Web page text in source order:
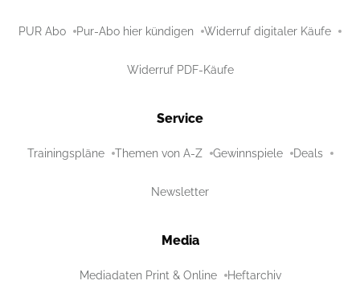
PUR Abo Pur-Abo hier kündigen Widerruf digitaler Käufe
Widerruf PDF-Käufe
Service
Trainingspläne Themen von A-Z Gewinnspiele Deals
Newsletter
Media
Mediadaten Print & Online Heftarchiv